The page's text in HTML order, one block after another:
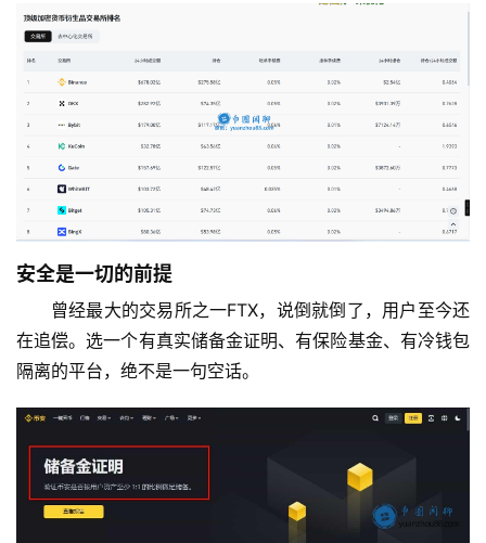
安全是一切的前提
曾经最大的交易所之一FTX，说倒就倒了，用户至今还
在追偿。选一个有真实储备金证明、有保险基金、有冷钱包
隔离的平台，绝不是一句空话。